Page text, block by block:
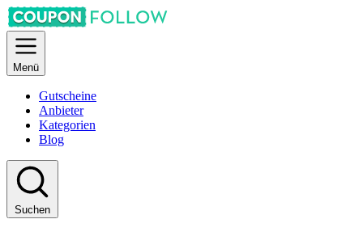
Menü
Gutscheine
Anbieter
Kategorien
Blog
Suchen